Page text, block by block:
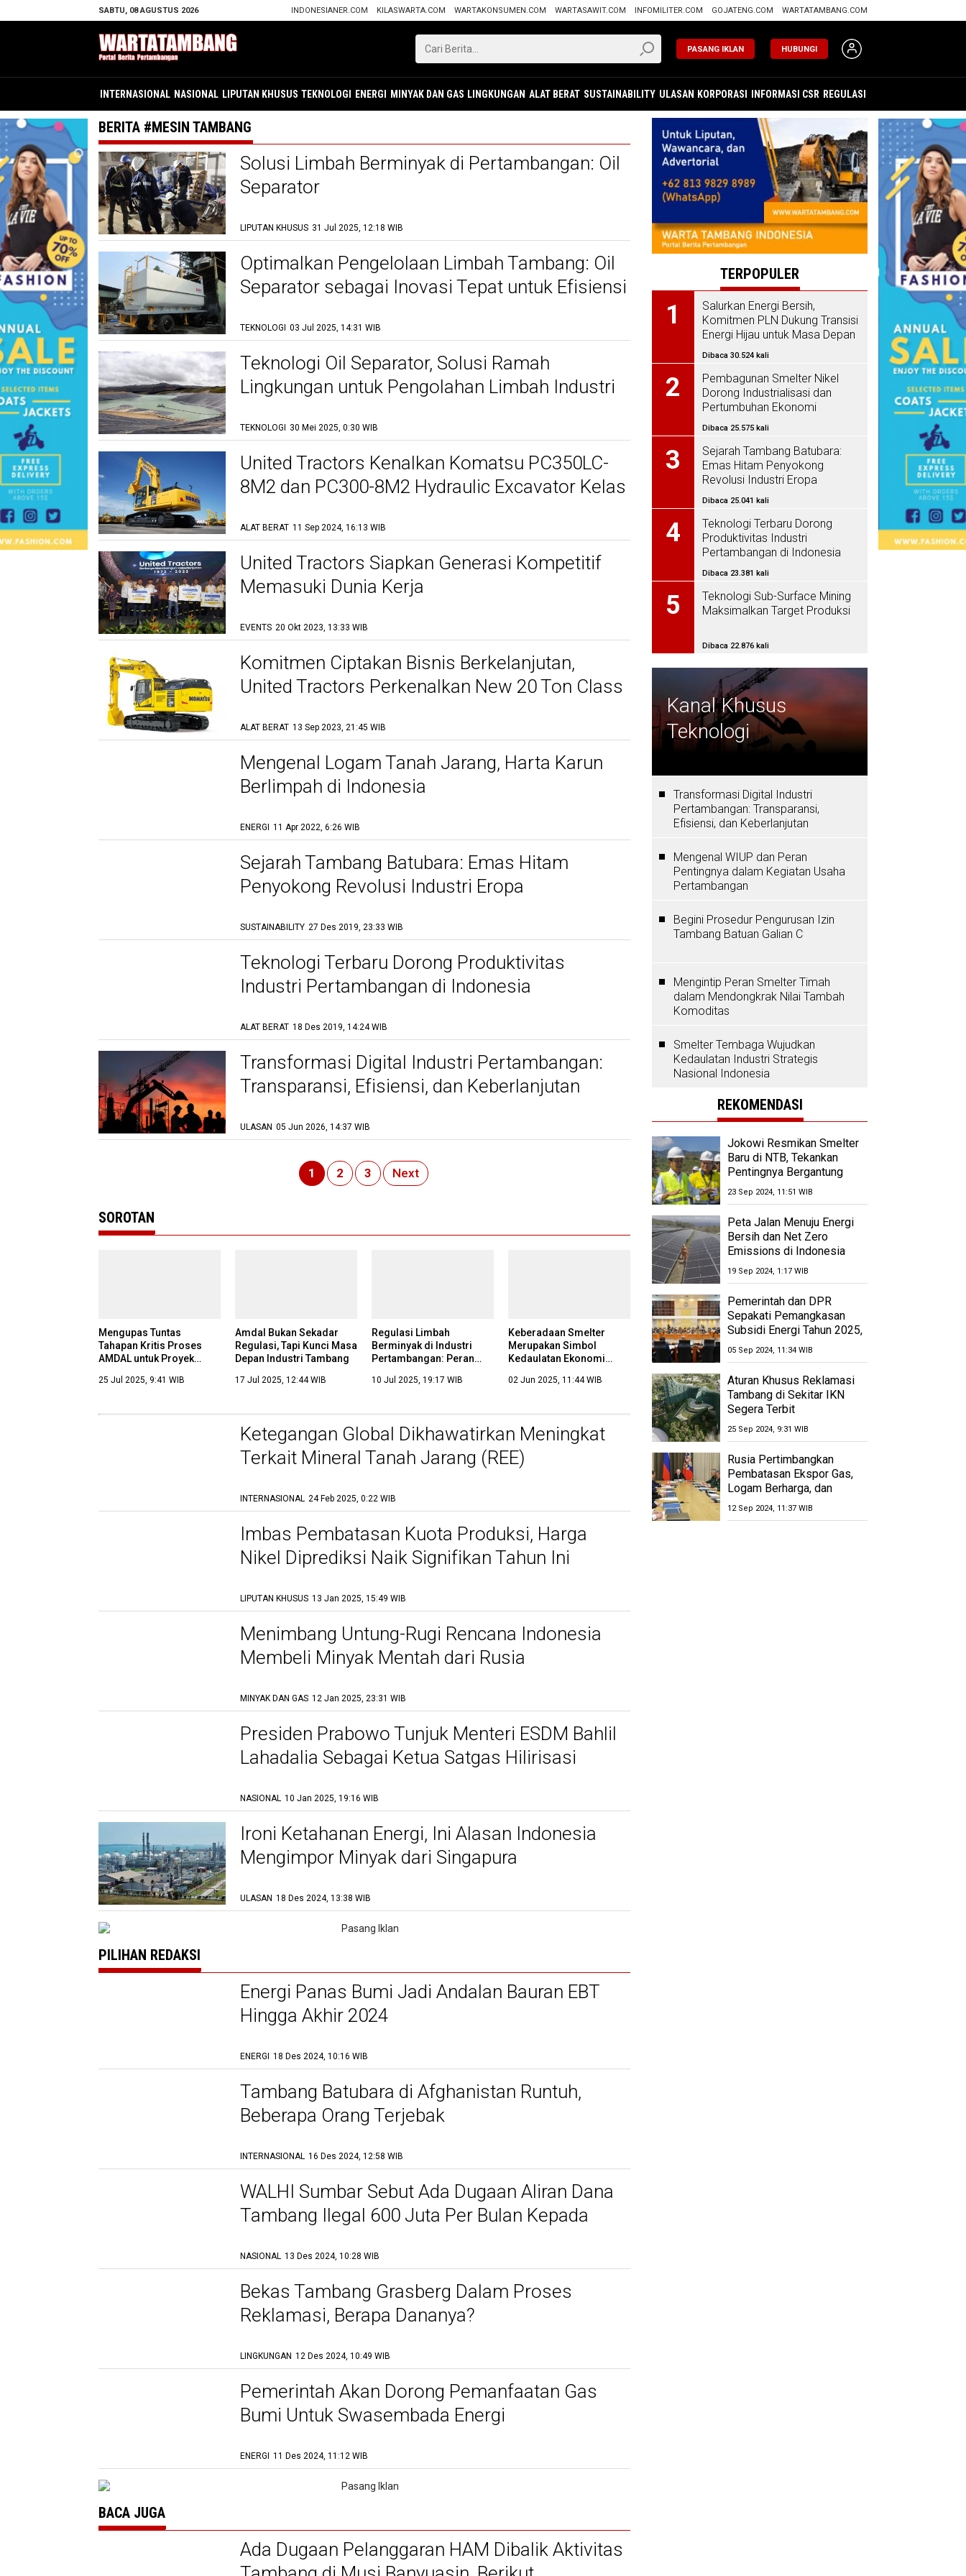
SABTU, 08 AGUSTUS 2026 INDONESIANER.COM KILASWARTA.COM WARTAKONSUMEN.COM WARTASAWIT.COM INFOMILITER.COM GOJATENG.COM WARTATAMBANG.COM
PASANG IKLAN HUBUNGI
INTERNASIONAL NASIONAL LIPUTAN KHUSUS TEKNOLOGI ENERGI MINYAK DAN GAS LINGKUNGAN ALAT BERAT SUSTAINABILITY ULASAN KORPORASI INFORMASI CSR REGULASI
BERITA #MESIN TAMBANG
Solusi Limbah Berminyak di Pertambangan: Oil
Separator
LIPUTAN KHUSUS 31 Jul 2025, 12:18 WIB
Optimalkan Pengelolaan Limbah Tambang: Oil
Separator sebagai Inovasi Tepat untuk Efisiensi
TEKNOLOGI 03 Jul 2025, 14:31 WIB
Teknologi Oil Separator, Solusi Ramah
Lingkungan untuk Pengolahan Limbah Industri
TEKNOLOGI 30 Mei 2025, 0:30 WIB
United Tractors Kenalkan Komatsu PC350LC-
8M2 dan PC300-8M2 Hydraulic Excavator Kelas
ALAT BERAT 11 Sep 2024, 16:13 WIB
United Tractors Siapkan Generasi Kompetitif
Memasuki Dunia Kerja
EVENTS 20 Okt 2023, 13:33 WIB
Komitmen Ciptakan Bisnis Berkelanjutan,
United Tractors Perkenalkan New 20 Ton Class
ALAT BERAT 13 Sep 2023, 21:45 WIB
Mengenal Logam Tanah Jarang, Harta Karun
Berlimpah di Indonesia
ENERGI 11 Apr 2022, 6:26 WIB
Sejarah Tambang Batubara: Emas Hitam
Penyokong Revolusi Industri Eropa
SUSTAINABILITY 27 Des 2019, 23:33 WIB
Teknologi Terbaru Dorong Produktivitas
Industri Pertambangan di Indonesia
ALAT BERAT 18 Des 2019, 14:24 WIB
Transformasi Digital Industri Pertambangan:
Transparansi, Efisiensi, dan Keberlanjutan
ULASAN 05 Jun 2026, 14:37 WIB
1 2 3 Next
SOROTAN
Mengupas Tuntas
Tahapan Kritis Proses
AMDAL untuk Proyek
Keberhasilan dan
25 Jul 2025, 9:41 WIB
Amdal Bukan Sekadar
Regulasi, Tapi Kunci Masa
Depan Industri Tambang
17 Jul 2025, 12:44 WIB
Regulasi Limbah
Berminyak di Industri
Pertambangan: Peran
dalam Kepatuhan Hukum
10 Jul 2025, 19:17 WIB
Keberadaan Smelter
Merupakan Simbol
Kedaulatan Ekonomi
02 Jun 2025, 11:44 WIB
Ketegangan Global Dikhawatirkan Meningkat
Terkait Mineral Tanah Jarang (REE)
INTERNASIONAL 24 Feb 2025, 0:22 WIB
Imbas Pembatasan Kuota Produksi, Harga
Nikel Diprediksi Naik Signifikan Tahun Ini
LIPUTAN KHUSUS 13 Jan 2025, 15:49 WIB
Menimbang Untung-Rugi Rencana Indonesia
Membeli Minyak Mentah dari Rusia
MINYAK DAN GAS 12 Jan 2025, 23:31 WIB
Presiden Prabowo Tunjuk Menteri ESDM Bahlil
Lahadalia Sebagai Ketua Satgas Hilirisasi
NASIONAL 10 Jan 2025, 19:16 WIB
Ironi Ketahanan Energi, Ini Alasan Indonesia
Mengimpor Minyak dari Singapura
ULASAN 18 Des 2024, 13:38 WIB
PILIHAN REDAKSI
Energi Panas Bumi Jadi Andalan Bauran EBT
Hingga Akhir 2024
ENERGI 18 Des 2024, 10:16 WIB
Tambang Batubara di Afghanistan Runtuh,
Beberapa Orang Terjebak
INTERNASIONAL 16 Des 2024, 12:58 WIB
WALHI Sumbar Sebut Ada Dugaan Aliran Dana
Tambang Ilegal 600 Juta Per Bulan Kepada
NASIONAL 13 Des 2024, 10:28 WIB
Bekas Tambang Grasberg Dalam Proses
Reklamasi, Berapa Dananya?
LINGKUNGAN 12 Des 2024, 10:49 WIB
Pemerintah Akan Dorong Pemanfaatan Gas
Bumi Untuk Swasembada Energi
ENERGI 11 Des 2024, 11:12 WIB
BACA JUGA
Ada Dugaan Pelanggaran HAM Dibalik Aktivitas
TERPOPULER
1
Salurkan Energi Bersih,
Komitmen PLN Dukung Transisi
Energi Hijau untuk Masa Depan
Indonesia
Dibaca 30.524 kali
2
Pembagunan Smelter Nikel
Dorong Industrialisasi dan
Pertumbuhan Ekonomi
Dibaca 25.575 kali
3
Sejarah Tambang Batubara:
Emas Hitam Penyokong
Revolusi Industri Eropa
Dibaca 25.041 kali
4
Teknologi Terbaru Dorong
Produktivitas Industri
Pertambangan di Indonesia
Dibaca 23.381 kali
5
Teknologi Sub-Surface Mining
Maksimalkan Target Produksi
Dibaca 22.876 kali
Kanal Khusus
Teknologi
Transformasi Digital Industri
Pertambangan: Transparansi,
Efisiensi, dan Keberlanjutan
Mengenal WIUP dan Peran
Pentingnya dalam Kegiatan Usaha
Pertambangan
Begini Prosedur Pengurusan Izin
Tambang Batuan Galian C
Mengintip Peran Smelter Timah
dalam Mendongkrak Nilai Tambah
Komoditas
Smelter Tembaga Wujudkan
Kedaulatan Industri Strategis
Nasional Indonesia
REKOMENDASI
Jokowi Resmikan Smelter
Baru di NTB, Tekankan
Pentingnya Bergantung
Pada Produksi
23 Sep 2024, 11:51 WIB
Peta Jalan Menuju Energi
Bersih dan Net Zero
Emissions di Indonesia
pada 2060
19 Sep 2024, 1:17 WIB
Pemerintah dan DPR
Sepakati Pemangkasan
Subsidi Energi Tahun 2025,
Anggaran Dipangkas Rp
1,12 Triliun
05 Sep 2024, 11:34 WIB
Aturan Khusus Reklamasi
Tambang di Sekitar IKN
Segera Terbit
25 Sep 2024, 9:31 WIB
Rusia Pertimbangkan
Pembatasan Ekspor Gas,
Logam Berharga, dan
Uranium
12 Sep 2024, 11:37 WIB